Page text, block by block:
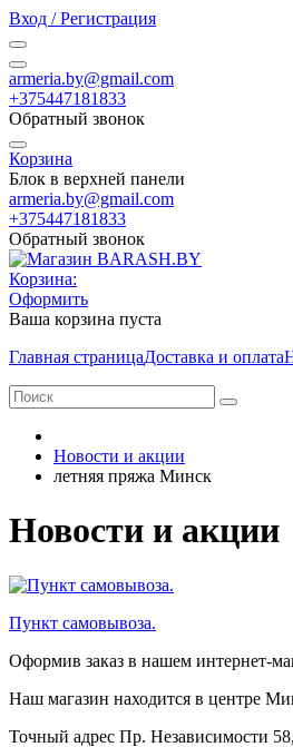
Вход / Регистрация
armeria.by@gmail.com
+375447181833
Обратный звонок
Корзина
Блок в верхней панели
armeria.by@gmail.com
+375447181833
Обратный звонок
Корзина:
Оформить
Ваша корзина пуста
Главная страницаДоставка и оплата
Новости и акции
летняя пряжа Минск
Новости и акции
Пункт самовывоза.
Оформив заказ в нашем интернет-
Наш магазин находится в центре
Точный адрес Пр. Независимости